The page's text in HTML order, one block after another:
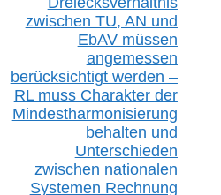
zwischen TU, AN und
EbAV müssen
angemessen
berücksichtigt werden –
RL mussCharakter der
Mindestharmonisierung
behalten und
Unterschieden
zwischen nationalen
Systemen Rechnung